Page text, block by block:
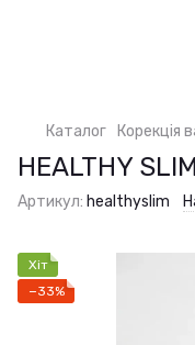
Каталог Корекція
HEALTHY SLIM
Артикул: healthyslim
Хіт
−33%